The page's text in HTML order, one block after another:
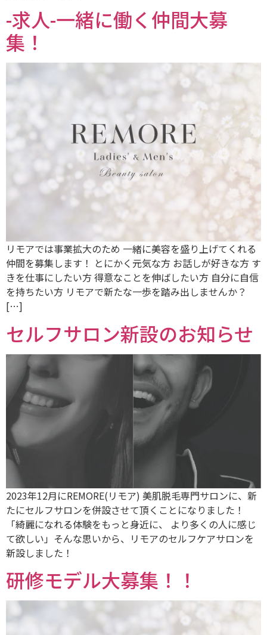
-求人-一緒に働く仲間大募
集！
リモアでは事業拡大のため 一緒に美容を盛り上げてくれる
仲間を募集します！ とにかく元気な方 お話しが好きな方 す
きを仕事にしたい方 得意なことを伸ばしたい方 自分に自信
を持ちたい方 リモアで新たな一歩を踏み出しませんか？
[…]
セルフサロン新設のお知らせ
2023年12月にREMORE(リモア) 美肌脱毛専門サロンに、新
たにセルフサロンを併設させて頂くことになりました！
「綺麗になれる体験をもっと身近に、 より多くの人に感じ
て欲しい」そんな思いから、リモアのセルフケアサロンを
新設しました！
研修モデル大募集！！